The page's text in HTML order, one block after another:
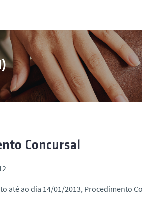
Concursal
até ao dia 14/01/2013, Procedimento